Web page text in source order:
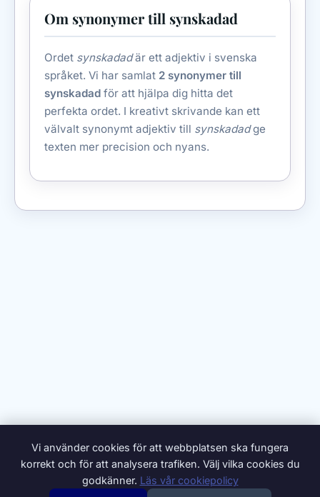
Om synonymer till synskadad
Ordet synskadadär ett adjektiv i svenska
språket. Vi har samlat 2 synonymer till
synskadad för att hjälpa dig hitta det
perfekta ordet. I kreativt skrivande kan ett
välvalt synonymt adjektiv till synskadadge
texten mer precision och nyans.
Vi använder cookies för att webbplatsen ska fungera
korrekt och för att analysera trafiken. Välj vilka cookies du
godkänner. Läs vår cookiepolicy